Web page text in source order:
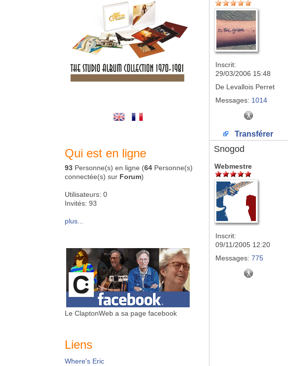
Qui est en ligne
93 Personne(s) en ligne (64 Personne(s)
connectée(s) sur Forum)
Utilisateurs: 0
Invités: 93
plus...
Le ClaptonWeb a sa page facebook
Liens
Where's Eric
Inscrit:
29/03/2006 15:48
De Levallois Perret
Messages: 1014
Transférer
Snogod
Webmestre
Inscrit:
09/11/2005 12:20
Messages: 775